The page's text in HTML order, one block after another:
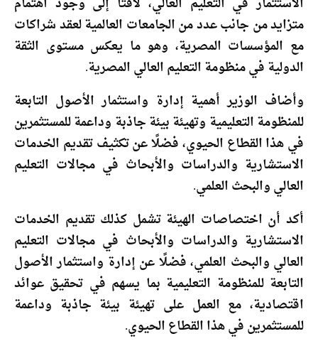
متزايد من جانب عدد من الجامعات العالمية لعقد شراكات
مع المؤسسات المصرية، وهو ما يعكس مستوى الثقة
الدولية في منظومة التعليم العالي المصرية.
وأضاف الوزير أهمية إدارة واستثمار الأصول التابعة
للمنظومة التعليمية وتهيئة بيئة جاذبة وداعمة للمستثمرين
في هذا القطاع الحيوي، فضلًا عن تكثيف تقديم الخدمات
الاستشارية والدراسات والأبحاث في مجالات التعليم
العالي والبحث العلمي.
أكد أن اختصاصات الهيئة تشمل كذلك تقديم الخدمات
الاستشارية والدراسات والأبحاث في مجالات التعليم
العالي والبحث العلمي، فضلًا عن إدارة واستثمار الأصول
التابعة للمنظومة التعليمية بما يسهم في تحقيق عوائد
اقتصادية، مع العمل على تهيئة بيئة جاذبة وداعمة
للمستثمرين في هذا القطاع الحيوي.